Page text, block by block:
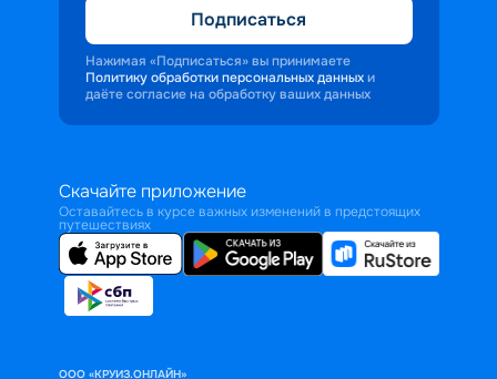
Подписаться
Нажимая «Подписаться» вы принимаете
Политику обработки персональных данных и
даёте согласие на обработку ваших данных
Скачайте приложение
Оставайтесь в курсе важных изменений в предстоящих
путешествиях
ООО «КРУИЗ.ОНЛАЙН»